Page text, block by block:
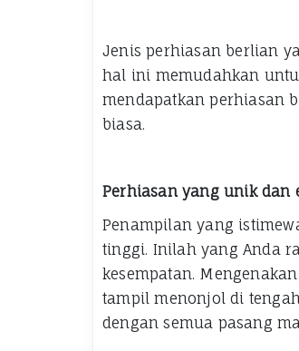
Jenis perhiasan berlian
hal ini memudahkan
mendapatkan perhiasan
biasa.
Perhiasan yang unik dan
Penampilan yang
tinggi. Inilah yang Anda
kesempatan.
tampil menonjol di
dengan semua pasang